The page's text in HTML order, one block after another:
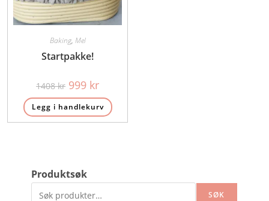
Baking, Mel
Startpakke!
1408kr Opprinnelig
pris
var:
1408 kr.
999 krNåværende
er:
999 kr.
Legg i handlekurv
Produktsøk
SØK